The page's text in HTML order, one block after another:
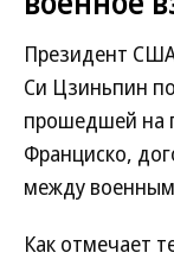
Президент
Си Цзиньпин
прошедшей на
Франциско,
между
Как отмечает